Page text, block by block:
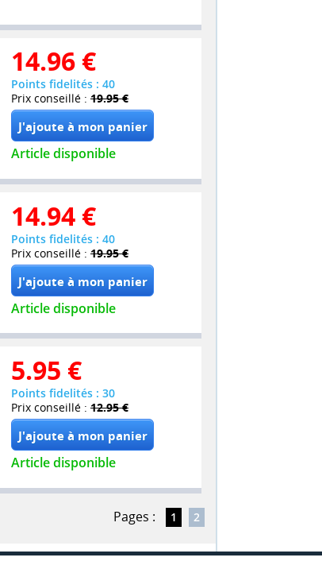
14.96 €
Points fidelités : 40
Prix conseillé : 19.95 €
Article disponible
14.94 €
Points fidelités : 40
Prix conseillé : 19.95 €
Article disponible
5.95 €
Points fidelités : 30
Prix conseillé : 12.95 €
Article disponible
Pages : 1 2